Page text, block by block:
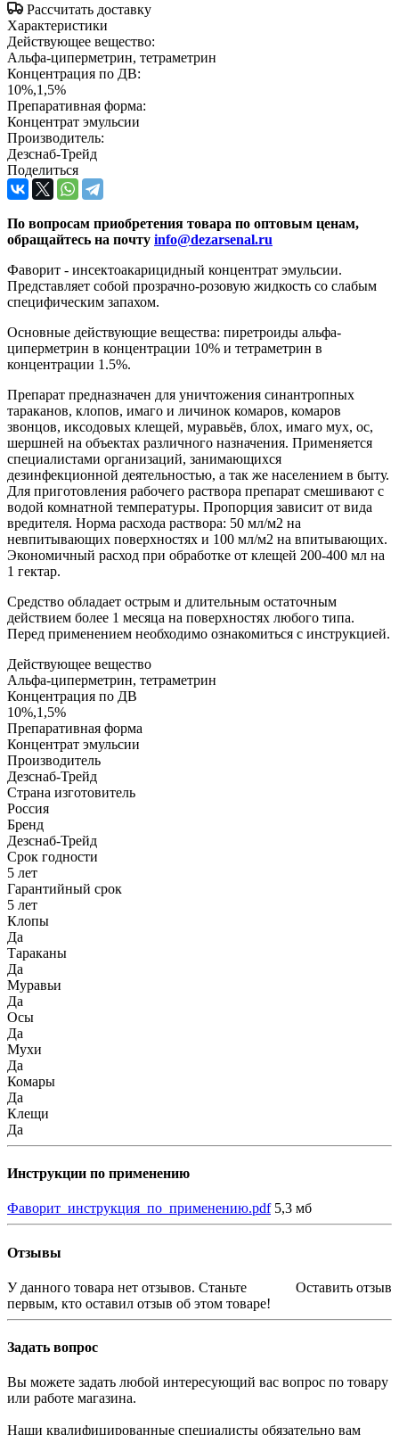
Рассчитать доставку
Характеристики
Действующее вещество:
Альфа-циперметрин, тетраметрин
Концентрация по ДВ:
10%,1,5%
Препаративная форма:
Концентрат эмульсии
Производитель:
Дезснаб-Трейд
Поделиться
По вопросам приобретения товара по оптовым ценам,
обращайтесь на почту info@dezarsenal.ru
Фаворит - инсектоакарицидный концентрат эмульсии.
Представляет собой прозрачно-розовую жидкость со слабым
специфическим запахом.
Основные действующие вещества: пиретроиды альфа-
циперметрин в концентрации 10% и тетраметрин в
концентрации 1.5%.
Препарат предназначен для уничтожения синантропных
тараканов, клопов, имаго и личинок комаров, комаров
звонцов, иксодовых клещей, муравьёв, блох, имаго мух, ос,
шершней на объектах различного назначения. Применяется
специалистами организаций, занимающихся
дезинфекционной деятельностью, а так же населением в быту.
Для приготовления рабочего раствора препарат смешивают с
водой комнатной температуры. Пропорция зависит от вида
вредителя. Норма расхода раствора: 50 мл/м2 на
невпитывающих поверхностях и 100 мл/м2 на впитывающих.
Экономичный расход при обработке от клещей 200-400 мл на
1 гектар.
Средство обладает острым и длительным остаточным
действием более 1 месяца на поверхностях любого типа.
Перед применением необходимо ознакомиться с инструкцией.
Действующее вещество
Альфа-циперметрин, тетраметрин
Концентрация по ДВ
10%,1,5%
Препаративная форма
Концентрат эмульсии
Производитель
Дезснаб-Трейд
Страна изготовитель
Россия
Бренд
Дезснаб-Трейд
Срок годности
5 лет
Гарантийный срок
5 лет
Клопы
Да
Тараканы
Да
Муравьи
Да
Осы
Да
Мухи
Да
Комары
Да
Клещи
Да
Инструкции по применению
Фаворит_инструкция_по_применению.pdf 5,3 мб
Отзывы
Оставить отзыв
У данного товара нет отзывов. Станьте
первым, кто оставил отзыв об этом товаре!
Задать вопрос
Вы можете задать любой интересующий вас вопрос по товару
или работе магазина.
Наши квалифицированные специалисты обязательно вам